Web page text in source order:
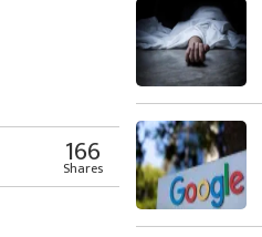
166
Shares